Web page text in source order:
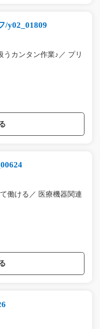
/y02_01809
うカンタン作業♪／ プリ
働ける／ 医療機器関連